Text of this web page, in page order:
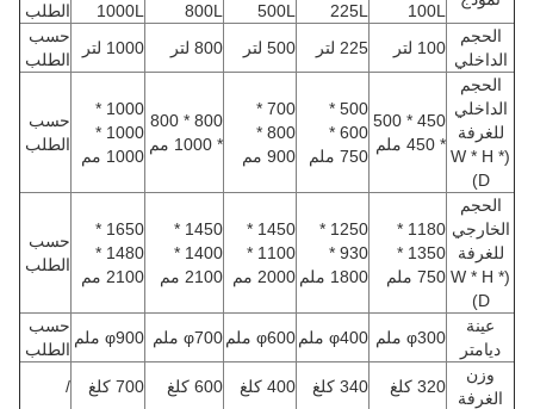
100L
225L
500L
800L
1000L
الطلب
الحجم
الداخلي
100 لتر 225 لتر 500 لتر 800 لتر 1000 لتر
حسب
الطلب
الحجم
الداخلي
للغرفة
(W * H *
D)
450 * 500
* 450 ملم
500 *
600 *
750 ملم
700 *
800 *
900 مم
800 * 800
* 1000 مم
1000 *
1000 *
1000 مم
حسب
الطلب
الحجم
الخارجي
للغرفة
(W * H *
D)
1180 *
1350 *
750 ملم
1250 *
930 *
1800 ملم
1450 *
1100 *
2000 مم
1450 *
1400 *
2100 مم
1650 *
1480 *
2100 مم
حسب
الطلب
عينة
ديامتر
φ300 ملم φ400 ملم φ600 ملم φ700 ملم φ900 ملم
حسب
الطلب
وزن
الغرفة
320 كلغ 340 كلغ 400 كلغ 600 كلغ 700 كلغ